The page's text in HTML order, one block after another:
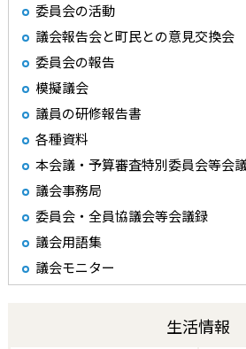
委員会の活動
議会報告会と町民との意見交換会
委員会の報告
模擬議会
議員の研修報告書
各種資料
本会議・予算審査特別委員会等会
議会事務局
委員会・全員協議会等会議録
議会用語集
議会モニター
生活情報